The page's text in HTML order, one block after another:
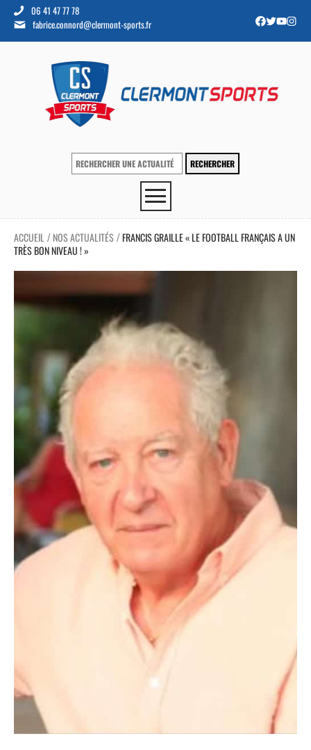
06 41 47 77 78
fabrice.connord@clermont-sports.fr
ACCUEIL / NOS ACTUALITÉS /FRANCIS GRAILLE « LE FOOTBALL FRANÇAIS A UN
TRÈS BON NIVEAU ! »